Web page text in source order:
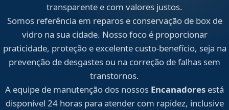
transparente e com valores justos.
Somos referência em reparos e conservação de box de
vidro na sua cidade. Nosso foco é proporcionar
praticidade, proteção e excelente custo-benefício, seja na
prevenção de desgastes ou na correção de falhas sem
transtornos.
A equipe de manutenção dos nossos Encanadores está
disponível 24 horas para atender com rapidez, inclusive